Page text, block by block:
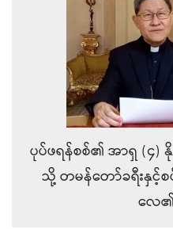
ပုပ်ဖရန်စစ်၏ အာရှ (၄)
သို့ တမန်တော်ခရီးနှင့်
လေ